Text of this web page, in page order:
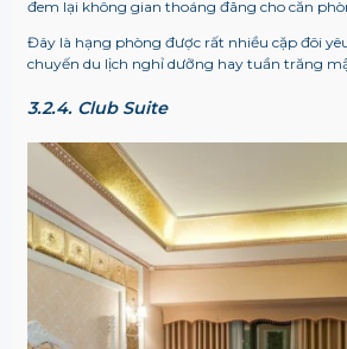
đem lại không gian thoáng đãng cho căn
Đây là hạng phòng được rất nhiều cặp đôi
chuyến du lịch nghỉ dưỡng hay tuần trăng
3.2.4. Club Suite